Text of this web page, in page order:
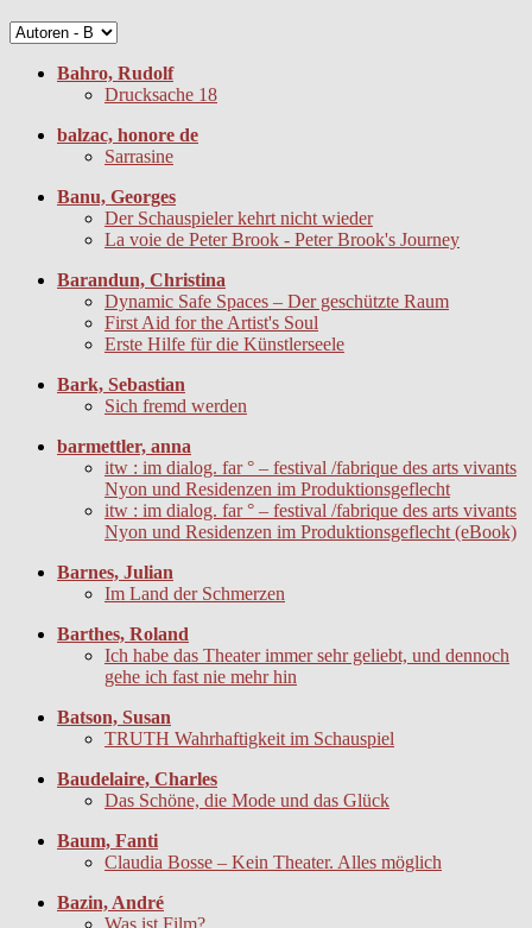
Bahro, Rudolf
Drucksache 18
balzac, honore de
Sarrasine
Banu, Georges
Der Schauspieler kehrt nicht wieder
La voie de Peter Brook - Peter Brook's Journey
Barandun, Christina
Dynamic Safe Spaces – Der geschützte Raum
First Aid for the Artist's Soul
Erste Hilfe für die Künstlerseele
Bark, Sebastian
Sich fremd werden
barmettler, anna
itw : im dialog. far ° – festival /fabrique des arts vivants
Nyon und Residenzen im Produktionsgeflecht
itw : im dialog. far ° – festival /fabrique des arts vivants
Nyon und Residenzen im Produktionsgeflecht (eBook)
Barnes, Julian
Im Land der Schmerzen
Barthes, Roland
Ich habe das Theater immer sehr geliebt, und dennoch
gehe ich fast nie mehr hin
Batson, Susan
TRUTH Wahrhaftigkeit im Schauspiel
Baudelaire, Charles
Das Schöne, die Mode und das Glück
Baum, Fanti
Claudia Bosse – Kein Theater. Alles möglich
Bazin, André